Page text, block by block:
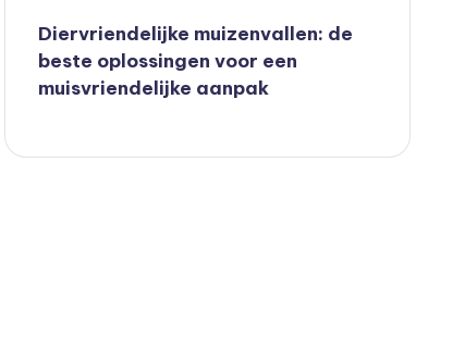
Diervriendelijke muizenvallen: de
beste oplossingen voor een
muisvriendelijke aanpak